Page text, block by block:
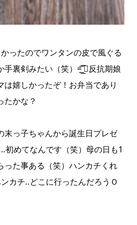
ったのでワンタンの皮で風ぐる
手裏剣みたい（笑）=͟͟͞͞ 反抗期娘
は嬉しかったぞ！お弁当であり
たかな？
末っ子ちゃんから誕生日プレゼ
初めてなんです（笑）母の日も1
った事ある（笑）ハンカチくれ
カチ‥どこに行ったんだろうＯ